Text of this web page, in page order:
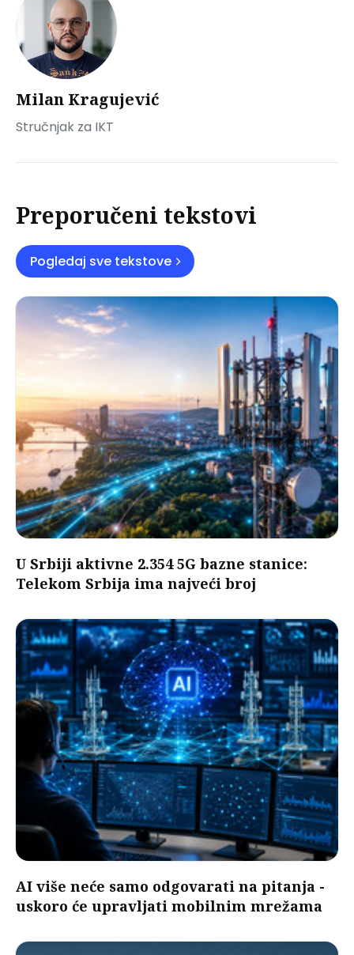
Milan Kragujević
Stručnjak za IKT
Preporučeni tekstovi
Pogledaj sve tekstove
U Srbiji aktivne 2.354 5G bazne stanice:
Telekom Srbija ima najveći broj
AI više neće samo odgovarati na pitanja -
uskoro će upravljati mobilnim mrežama